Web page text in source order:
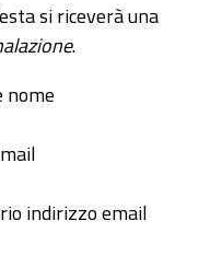
si riceverà una
.
nome
indirizzo email